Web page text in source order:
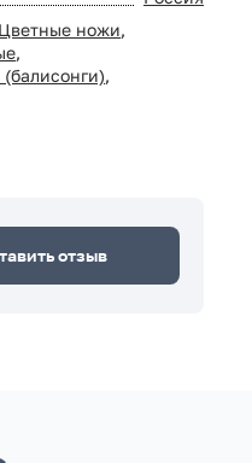
Цветные ножи,
,
,
отзыв